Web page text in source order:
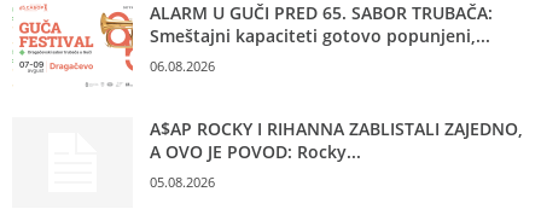
ALARM U GUČI PRED 65. SABOR TRUBAČA:
Smeštajni kapaciteti gotovo popunjeni,...
06.08.2026
A$AP ROCKY I RIHANNA ZABLISTALI ZAJEDNO,
A OVO JE POVOD: Rocky...
05.08.2026